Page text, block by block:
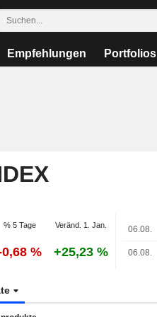
Empfehlungen Portfolios
% 5 Tage Veränd. 1. Jan.
% +25,23 %
06.08.
06.08.